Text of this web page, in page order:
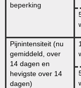
beperking
Pijnintensiteit (nu
gemiddeld, over
14 dagen en
hevigste over 14
dagen)